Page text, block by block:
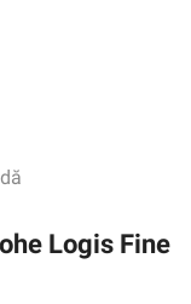
Logis Fine